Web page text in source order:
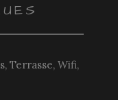
Terrasse, Wifi,